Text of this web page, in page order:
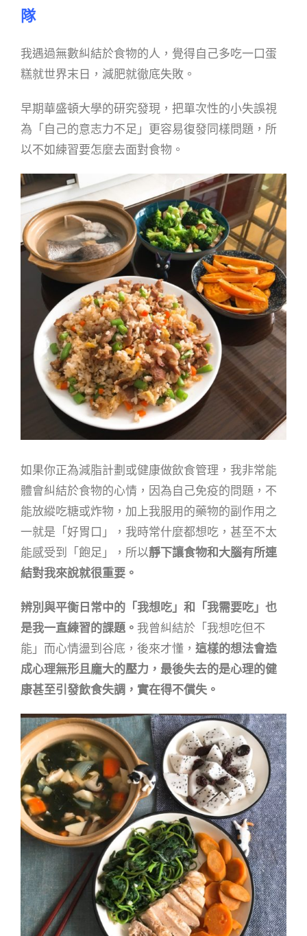
隊
我遇過無數糾結於食物的人，覺得自己多吃一口蛋
糕就世界末日，減肥就徹底失敗。
早期華盛頓大學的研究發現，把單次性的小失誤視
為「自己的意志力不足」更容易復發同樣問題，所
以不如練習要怎麼去面對食物。
如果你正為減脂計劃或健康做飲食管理，我非常能
體會糾結於食物的心情，因為自己免疫的問題，不
能放縱吃糖或炸物，加上我服用的藥物的副作用之
一就是「好胃口」，我時常什麼都想吃，甚至不太
能感受到「飽足」，所以靜下讓食物和大腦有所連
結對我來說就很重要。
辨別與平衡日常中的「我想吃」和「我需要吃」也
是我一直練習的課題。 我曾糾結於「我想吃但不
能」而心情盪到 谷底，後來才懂， 這樣的想法會造
成心理無形且龐大的壓力，最後失去的是心理的健
康甚至引發飲食失調，實在得不償失。